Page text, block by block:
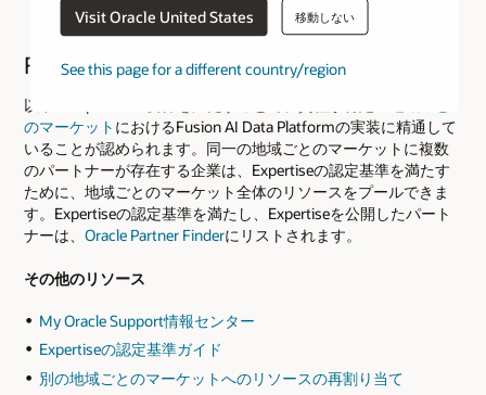
Visit Oracle United States 移動しない
See this page for a different country/region
Fusion AI Data Platform
以下のExpertiseの要件を満たすことで、貴社が特定の
のマーケット におけるFusion AI Data Platformの実装に精通して
いることが認められます。同一の地域ごとのマーケットに複数
のパートナーが存在する企業は、Expertiseの認定基準を満たす
ために、地域ごとのマーケット全体のリソースをプールできま
す。Expertiseの認定基準を満たし、Expertiseを公開したパート
ナーは、 Oracle Partner Finderにリストされます。
その他のリソース
My Oracle Support情報センター
Expertiseの認定基準ガイド
別の地域ごとのマーケットへのリソースの再割り当て